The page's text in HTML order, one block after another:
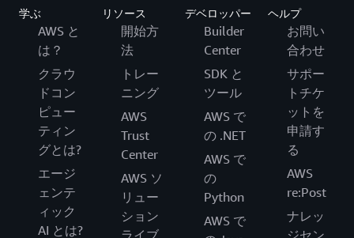
学ぶ
AWS と
は？
クラウ
ドコン
ピュー
ティン
グとは?
エージ
ェンテ
ィック
AI とは?
リソース
開始方
法
トレー
ニング
AWS
Trust
Center
AWS ソ
リュー
ション
ライブ
デベロッパー
Builder
Center
SDK と
ツール
AWS で
の .NET
AWS で
の
Python
AWS で
ヘルプ
お問い
合わせ
サポー
トチケ
ットを
申請す
る
AWS
re:Post
ナレッ
ジセン